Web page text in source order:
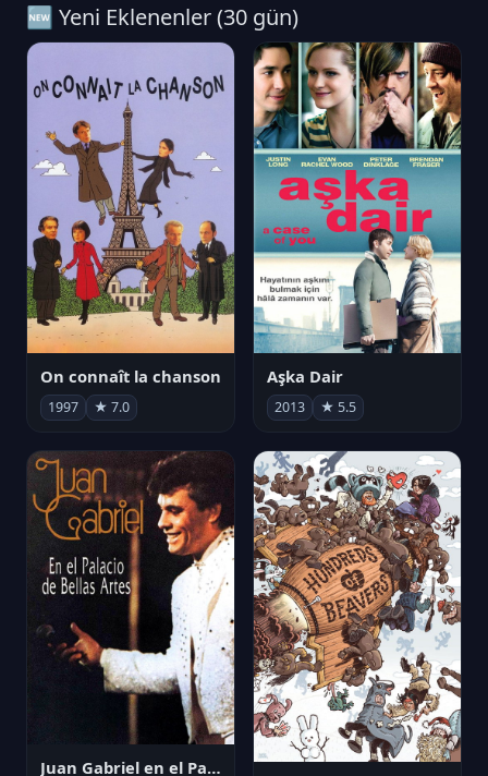
🆕 Yeni Eklenenler (30 gün)
On connaît la chanson
1997 ★ 7.0
Aşka Dair
2013 ★ 5.5
Juan Gabriel en el Palacio de Bellas Artes